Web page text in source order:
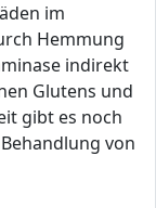
im
Hemmung
indirekt
Glutens und
gibt es noch
von